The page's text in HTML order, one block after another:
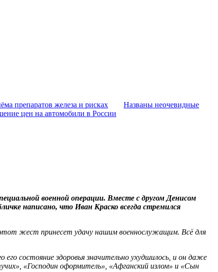
препаратов железа и рисках
Названы неочевидные
цен на автомобили в России
военной операции. Вместе с другом Денисом
написано, что Иван Краско всегда стремился
жест принесет удачу нашим военнослужащим. Всё для
его состояние здоровья значительно ухудшилось, и он даже
«Господин оформитель», «Афганский излом» и «Сын